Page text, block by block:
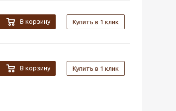
В корзину Купить в 1 клик
В корзину Купить в 1 клик